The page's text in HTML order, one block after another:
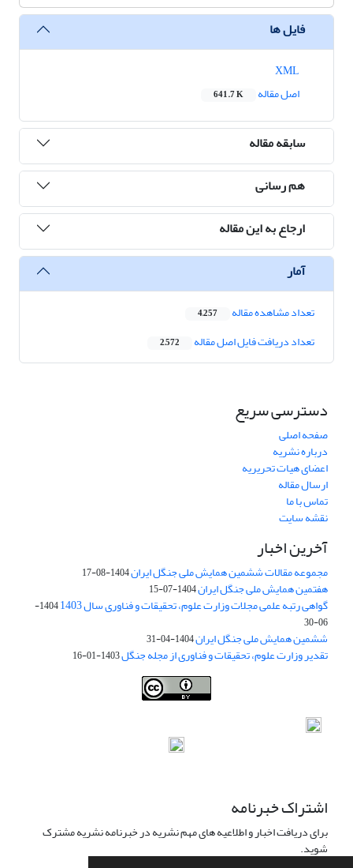
فایل ها
اصل مقاله
641.7 K
سابقه مقاله
هم رسانی
ارجاع به این مقاله
آمار
تعداد مشاهده مقاله 4,257
تعداد دریافت فایل اصل مقاله 2,572
دسترسی سریع
صفحه اصلی
درباره نشریه
اعضای هیات تحریریه
ارسال مقاله
تماس با ما
نقشه سایت
آخرین اخبار
مجموعه مقالات ششمین همایش ملی جنگل ایران1404-08-17
هفتمین همایش ملی جنگل ایران1404-07-15
گواهی رتبه علمی مجلات وزارت علوم، تحقیقات و فناوری سال 1403
1404-
06-30
ششمین همایش ملی جنگل ایران1404-04-31
تقدیر وزارت علوم، تحقیقات و فناوری از مجله جنگل1403-01-16
اشتراک خبرنامه
برای دریافت اخبار و اطلاعیه های مهم نشریه در خبرنامه نشریه مشترک
شوید.